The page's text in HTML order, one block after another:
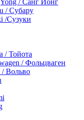
/ Санг Йонг
/ Субару
/Сузуки
/ Тойота
/ Фольцваген
/ Вольво